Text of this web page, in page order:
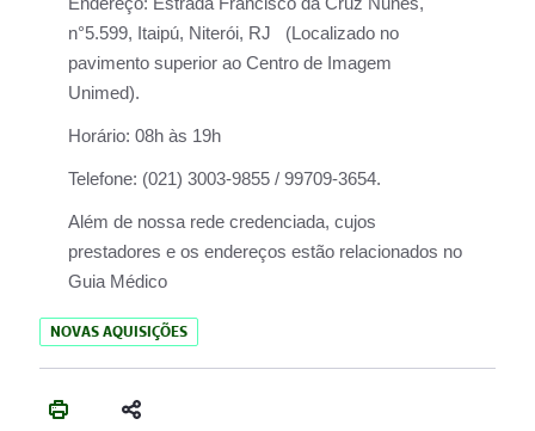
Endereço: Estrada Francisco da Cruz Nunes,
n°5.599, Itaipú, Niterói, RJ (Localizado no
pavimento superior ao Centro de Imagem
Unimed).
Horário: 08h às 19h
Telefone: (021) 3003-9855 / 99709-3654.
Além de nossa rede credenciada, cujos
prestadores e os endereços estão relacionados no
Guia Médico
NOVAS AQUISIÇÕES